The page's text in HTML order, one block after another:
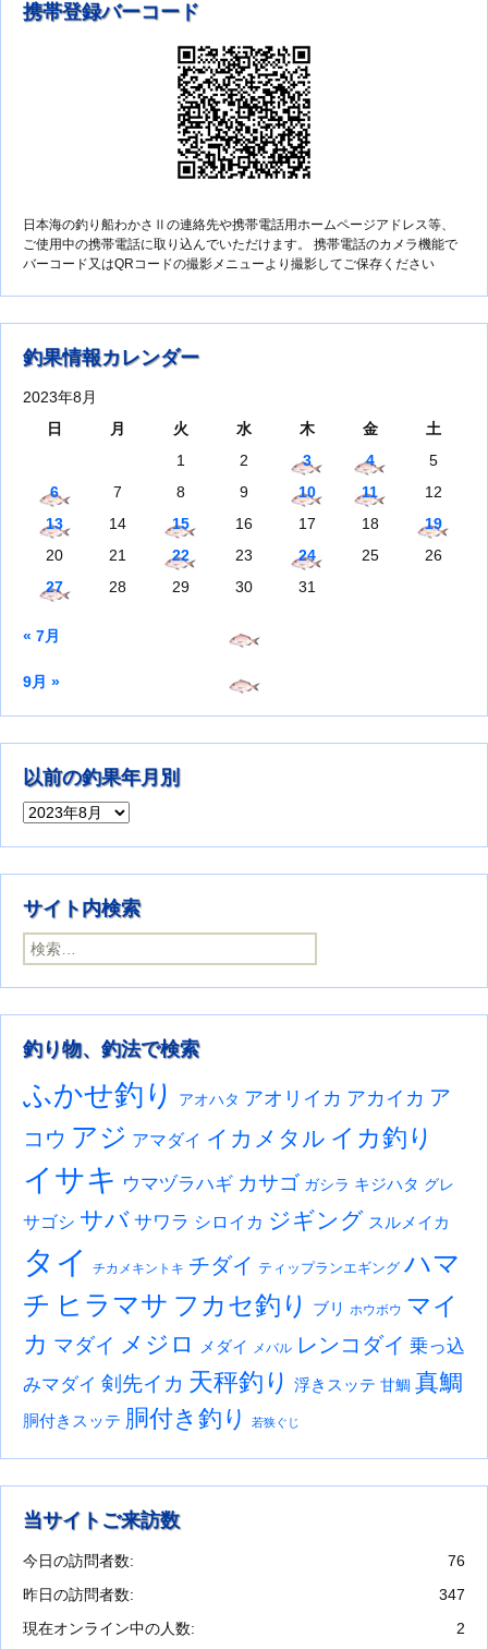
携帯登録バーコード
日本海の釣り船わかさⅡの連絡先や携帯電話用ホームページアドレス等、
ご使用中の携帯電話に取り込んでいただけます。 携帯電話のカメラ機能で
バーコード又はQRコードの撮影メニューより撮影してご保存ください
釣果情報カレンダー
2023年8月
日
月 火 水 木 金
土
1
2 3 4
5
6
7 8 9 10 11
12
13
14 15 16 17 18
19
20
21 22 23 24 25
26
27
28 29 30 31
« 7月
9月 »
以前の釣果年月別
以前の釣果年月別
サイト内検索
検索:
釣り物、釣法で検索
ふかせ釣り アオハタ アオリイカ アカイカ ア
コウ アジ アマダイ イカメタル イカ釣り
イサキ ウマヅラハギ カサゴ ガシラ キジハタ グレ
サゴシ サバ サワラ シロイカ ジギング スルメイカ
タイ チカメキントキ チダイ ティップランエギング ハマ
チ ヒラマサ フカセ釣り ブリ ホウボウ マイ
カ マダイ メジロ メダイ メバル レンコダイ 乗っ込
みマダイ 剣先イカ 天秤釣り 浮きスッテ 甘鯛 真鯛
胴付きスッテ 胴付き釣り 若狭ぐじ
当サイトご来訪数
76
今日の訪問者数:
347
昨日の訪問者数:
2
現在オンライン中の人数: